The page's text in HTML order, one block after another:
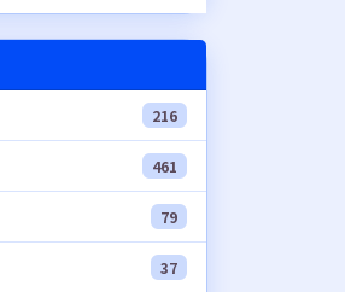
216
461
79
37